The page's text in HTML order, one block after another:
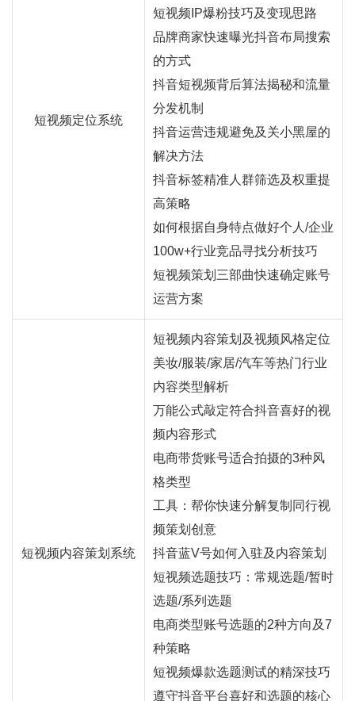
短视频定位系统
短视频IP爆粉技巧及变现思路
品牌商家快速曝光抖音布局搜索
的方式
抖音短视频背后算法揭秘和流量
分发机制
抖音运营违规避免及关小黑屋的
解决方法
抖音标签精准人群筛选及权重提
高策略
如何根据自身特点做好个人/企业
100w+行业竞品寻找分析技巧
短视频策划三部曲快速确定账号
运营方案
短视频内容策划系统
短视频内容策划及视频风格定位
美妆/服装/家居/汽车等热门行业
内容类型解析
万能公式敲定符合抖音喜好的视
频内容形式
电商带货账号适合拍摄的3种风
格类型
工具：帮你快速分解复制同行视
频策划创意
抖音蓝V号如何入驻及内容策划
短视频选题技巧：常规选题/暂时
选题/系列选题
电商类型账号选题的2种方向及7
种策略
短视频爆款选题测试的精深技巧
遵守抖音平台喜好和选题的核心